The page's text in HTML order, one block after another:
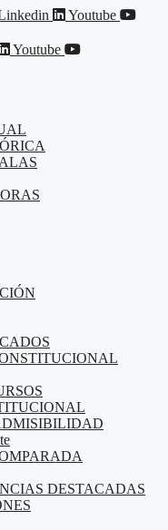
Youtube
Youtube
DESTACADAS